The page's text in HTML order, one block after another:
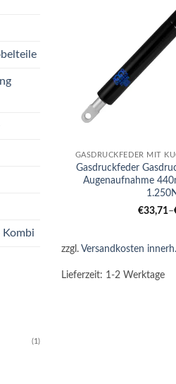
(1)
GASDRUCKFEDER MIT
Gasdruckfeder
Augenaufnahme
€33,71–
zzgl. Versandkosten
Lieferzeit: 1-2 Werktage